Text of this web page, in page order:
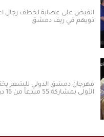
عصابة لخطف رجال أعمال وابتزاز
ريف دمشق
الدولي للشعر يختتم دورته
من 16 دولة